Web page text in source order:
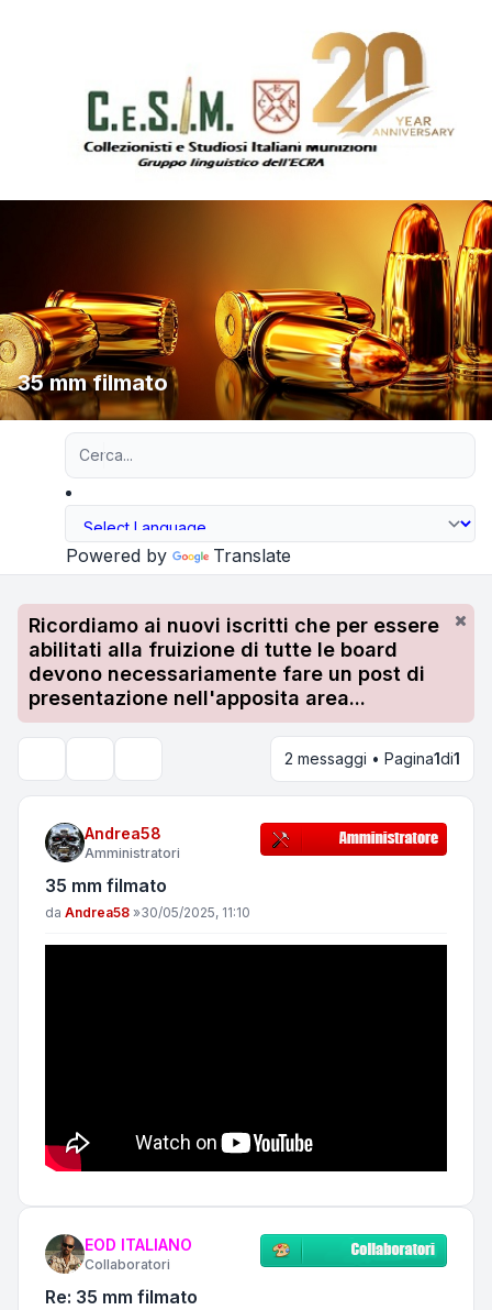
35 mm filmato
Powered by Translate
Ricordiamo ai nuovi iscritti che per essere
abilitati alla fruizione di tutte le board
devono necessariamente fare un post di
presentazione nell'apposita area...
2 messaggi • Pagina1di1
Andrea58
Amministratori
35 mm filmato
Messaggio
da Andrea58 »30/05/2025, 11:10
EOD ITALIANO
Collaboratori
Re: 35 mm filmato